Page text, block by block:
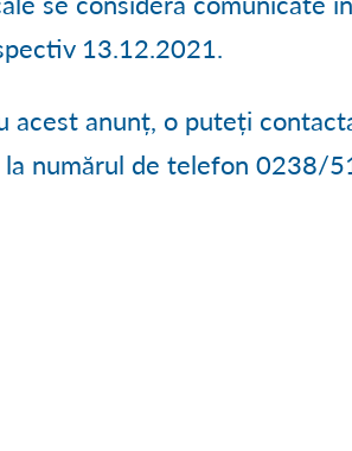
13.12.2021.
acest anunț, o puteți
la numărul de telefon 0238/